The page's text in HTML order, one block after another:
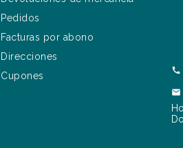
Pedidos
Facturas por abono
Direcciones
Cupones

